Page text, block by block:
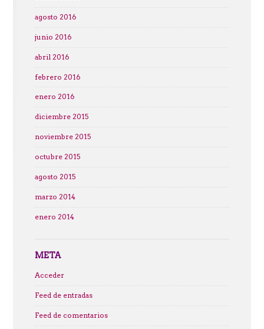
agosto 2016
junio 2016
abril 2016
febrero 2016
enero 2016
diciembre 2015
noviembre 2015
octubre 2015
agosto 2015
marzo 2014
enero 2014
META
Acceder
Feed de entradas
Feed de comentarios